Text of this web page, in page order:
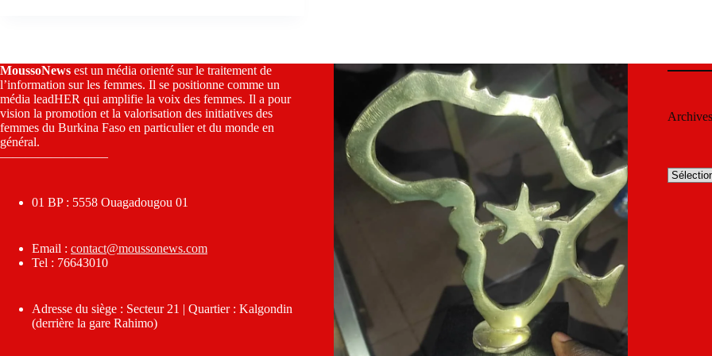
MoussoNews est un média orienté sur le traitement de
l’information sur les femmes. Il se positionne comme un
média leadHER qui amplifie la voix des femmes. Il a pour
vision la promotion et la valorisation des initiatives des
femmes du Burkina Faso en particulier et du monde en
général.
————————–
01 BP : 5558 Ouagadougou 01
Email : contact@moussonews.com
Tel : 76643010
Adresse du siège : Secteur 21 | Quartier : Kalgondin
(derrière la gare Rahimo)
Archives
Archives